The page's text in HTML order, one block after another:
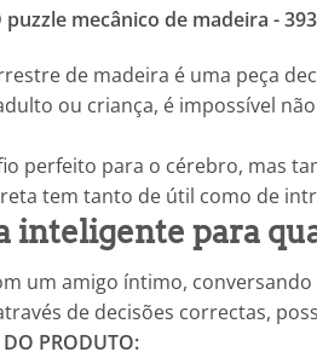
puzzle mecânico de madeira -
de madeira é uma peça
ou criança, é impossível
perfeito para o cérebro, mas
tem tanto de útil como de
inteligente para
um amigo íntimo,
de decisões correctas,
DO PRODUTO: